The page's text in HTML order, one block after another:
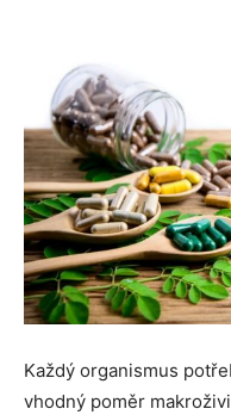
Každý organismus
vhodný poměr